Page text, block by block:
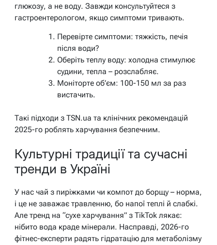
глюкозу, а не воду. Завжди консультуйтеся з
гастроентерологом, якщо симптоми тривають.
Перевірте симптоми: тяжкість, печія
після води?
Оберіть теплу воду: холодна стимулює
судини, тепла – розслабляє.
Моніторте об’єм: 100-150 мл за раз
вистачить.
Такі підходи з TSN.ua та клінічних рекомендацій
2025-го роблять харчування безпечним.
Культурні традиції та сучасні
тренди в Україні
У нас чай з пиріжками чи компот до борщу – норма,
і це не заважає травленню, бо напої теплі й слабкі.
Але тренд на “сухе харчування” з TikTok лякає:
нібито вода краде мінерали. Насправді, 2026-го
фітнес-експерти радять гідратацію для метаболізму